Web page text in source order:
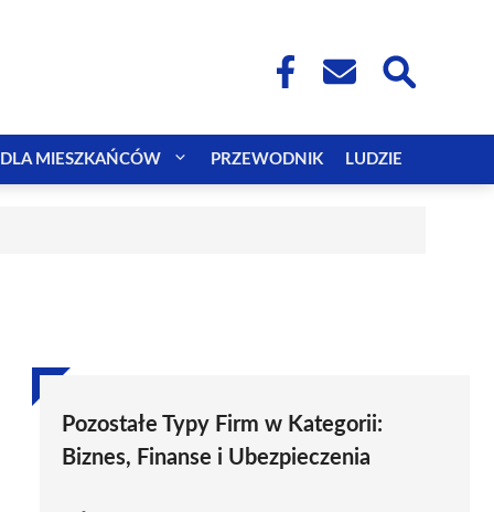
DLA MIESZKAŃCÓW PRZEWODNIK LUDZIE
Pozostałe Typy Firm w Kategorii:
Biznes, Finanse i Ubezpieczenia